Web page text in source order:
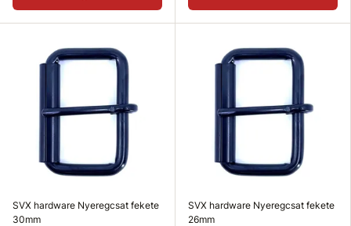
SVX hardware Nyeregcsat fekete
30mm
SVX hardware Nyeregcsat fekete
26mm